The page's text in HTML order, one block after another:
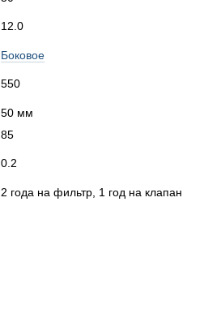
12.0
Боковое
550
50 мм
85
0.2
2 года на фильтр, 1 год на клапан